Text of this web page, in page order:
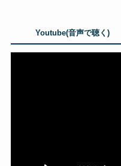
Youtube(音声で聴く)